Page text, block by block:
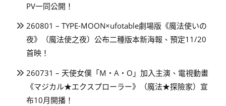
PV一同公開！
260801 – TYPE-MOON×ufotable劇場版《魔法使いの
夜》（魔法使之夜）公布二種版本新海報、預定11/20
首映！
260731 – 天使女僕「M・A・O」加入主演、電視動畫
《マジカル★エクスプローラー》（魔法★探險家）宣
布10月開播！